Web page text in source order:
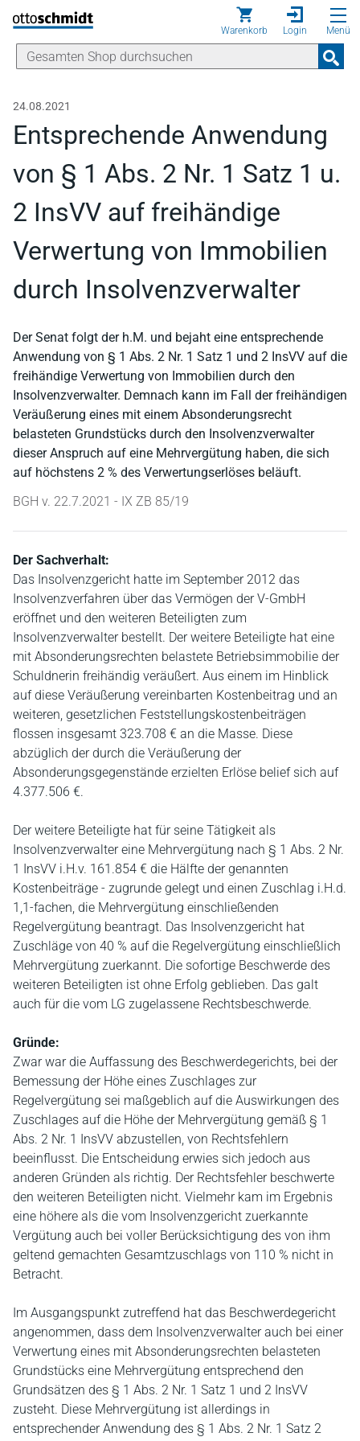
Direkt zum Inhalt
Warenkorb Login Menü
24.08.2021
Entsprechende Anwendung
von § 1 Abs. 2 Nr. 1 Satz 1 u.
2 InsVV auf freihändige
Verwertung von Immobilien
durch Insolvenzverwalter
Der Senat folgt der h.M. und bejaht eine entsprechende
Anwendung von § 1 Abs. 2 Nr. 1 Satz 1 und 2 InsVV auf die
freihändige Verwertung von Immobilien durch den
Insolvenzverwalter. Demnach kann im Fall der freihändigen
Veräußerung eines mit einem Absonderungsrecht
belasteten Grundstücks durch den Insolvenzverwalter
dieser Anspruch auf eine Mehrvergütung haben, die sich
auf höchstens 2 % des Verwertungserlöses beläuft.
BGH v. 22.7.2021 - IX ZB 85/19
Der Sachverhalt:
Das Insolvenzgericht hatte im September 2012 das
Insolvenzverfahren über das Vermögen der V-GmbH
eröffnet und den weiteren Beteiligten zum
Insolvenzverwalter bestellt. Der weitere Beteiligte hat eine
mit Absonderungsrechten belastete Betriebsimmobilie der
Schuldnerin freihändig veräußert. Aus einem im Hinblick
auf diese Veräußerung vereinbarten Kostenbeitrag und an
weiteren, gesetzlichen Feststellungskostenbeiträgen
flossen insgesamt 323.708 € an die Masse. Diese
abzüglich der durch die Veräußerung der
Absonderungsgegenstände erzielten Erlöse belief sich auf
4.377.506 €.
Der weitere Beteiligte hat für seine Tätigkeit als
Insolvenzverwalter eine Mehrvergütung nach § 1 Abs. 2 Nr.
1 InsVV i.H.v. 161.854 € die Hälfte der genannten
Kostenbeiträge - zugrunde gelegt und einen Zuschlag i.H.d.
1,1-fachen, die Mehrvergütung einschließenden
Regelvergütung beantragt. Das Insolvenzgericht hat
Zuschläge von 40 % auf die Regelvergütung einschließlich
Mehrvergütung zuerkannt. Die sofortige Beschwerde des
weiteren Beteiligten ist ohne Erfolg geblieben. Das galt
auch für die vom LG zugelassene Rechtsbeschwerde.
Gründe:
Zwar war die Auffassung des Beschwerdegerichts, bei der
Bemessung der Höhe eines Zuschlages zur
Regelvergütung sei maßgeblich auf die Auswirkungen des
Zuschlages auf die Höhe der Mehrvergütung gemäß § 1
Abs. 2 Nr. 1 InsVV abzustellen, von Rechtsfehlern
beeinflusst. Die Entscheidung erwies sich jedoch aus
anderen Gründen als richtig. Der Rechtsfehler beschwerte
den weiteren Beteiligten nicht. Vielmehr kam im Ergebnis
eine höhere als die vom Insolvenzgericht zuerkannte
Vergütung auch bei voller Berücksichtigung des von ihm
geltend gemachten Gesamtzuschlags von 110 % nicht in
Betracht.
Im Ausgangspunkt zutreffend hat das Beschwerdegericht
angenommen, dass dem Insolvenzverwalter auch bei einer
Verwertung eines mit Absonderungsrechten belasteten
Grundstücks eine Mehrvergütung entsprechend den
Grundsätzen des § 1 Abs. 2 Nr. 1 Satz 1 und 2 InsVV
zusteht. Diese Mehrvergütung ist allerdings in
entsprechender Anwendung des § 1 Abs. 2 Nr. 1 Satz 2